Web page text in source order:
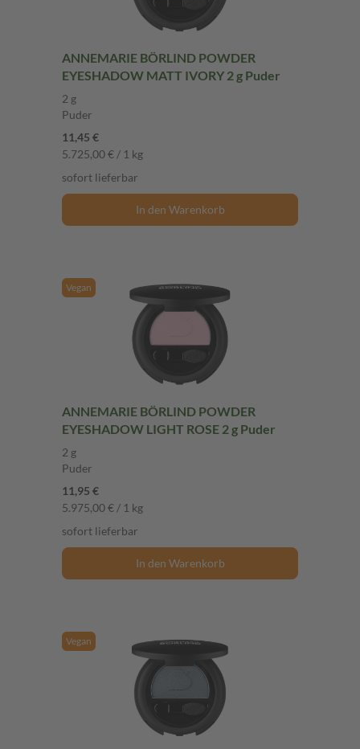
ANNEMARIE BÖRLIND POWDER
EYESHADOW MATT IVORY 2 g Puder
2 g
Puder
11,45 €
5.725,00 € / 1 kg
sofort lieferbar
In den Warenkorb
Vegan
ANNEMARIE BÖRLIND POWDER
EYESHADOW LIGHT ROSE 2 g Puder
2 g
Puder
11,95 €
5.975,00 € / 1 kg
sofort lieferbar
In den Warenkorb
Vegan